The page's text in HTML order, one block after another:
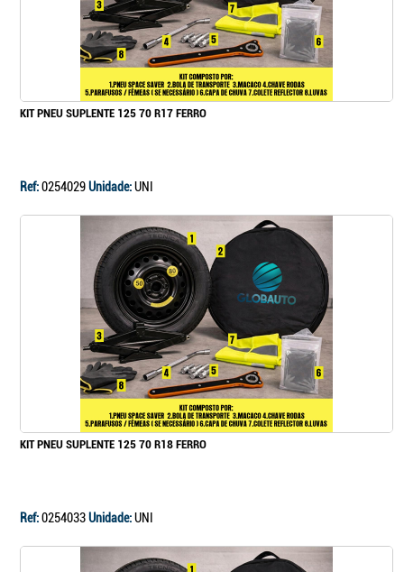
KIT PNEU SUPLENTE 125 70 R17 FERRO
Ref:0254029Unidade:UNI
KIT PNEU SUPLENTE 125 70 R18 FERRO
Ref:0254033Unidade:UNI